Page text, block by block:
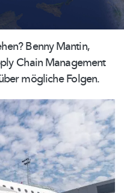
Benny Mantin,
Chain Management
mögliche Folgen.